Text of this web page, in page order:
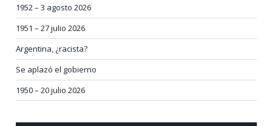
1952 – 3 agosto 2026
1951 – 27 julio 2026
Argentina, ¿racista?
Se aplazó el gobierno
1950 – 20 julio 2026